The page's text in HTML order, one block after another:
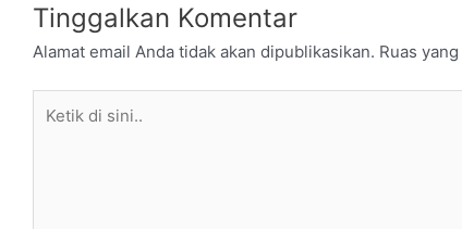
Tinggalkan Komentar
Alamat email Anda tidak akan dipublikasikan. Ruas